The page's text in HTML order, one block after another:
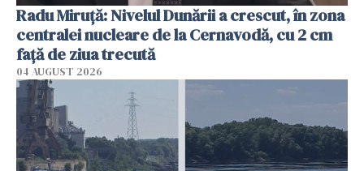
Radu Miruţă: Nivelul Dunării a crescut, în zona
centralei nucleare de la Cernavodă, cu 2 cm
faţă de ziua trecută
04 AUGUST 2026